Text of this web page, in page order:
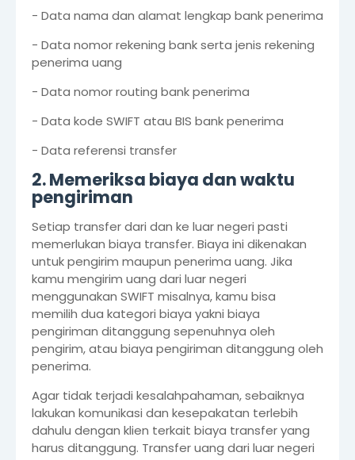
- Data nama dan alamat lengkap bank penerima
- Data nomor rekening bank serta jenis rekening
penerima uang
- Data nomor routing bank penerima
- Data kode SWIFT atau BIS bank penerima
- Data referensi transfer
2. Memeriksa biaya dan waktu
pengiriman
Setiap transfer dari dan ke luar negeri pasti
memerlukan biaya transfer. Biaya ini dikenakan
untuk pengirim maupun penerima uang. Jika
kamu mengirim uang dari luar negeri
menggunakan SWIFT misalnya, kamu bisa
memilih dua kategori biaya yakni biaya
pengiriman ditanggung sepenuhnya oleh
pengirim, atau biaya pengiriman ditanggung oleh
penerima.
Agar tidak terjadi kesalahpahaman, sebaiknya
lakukan komunikasi dan kesepakatan terlebih
dahulu dengan klien terkait biaya transfer yang
harus ditanggung. Transfer uang dari luar negeri